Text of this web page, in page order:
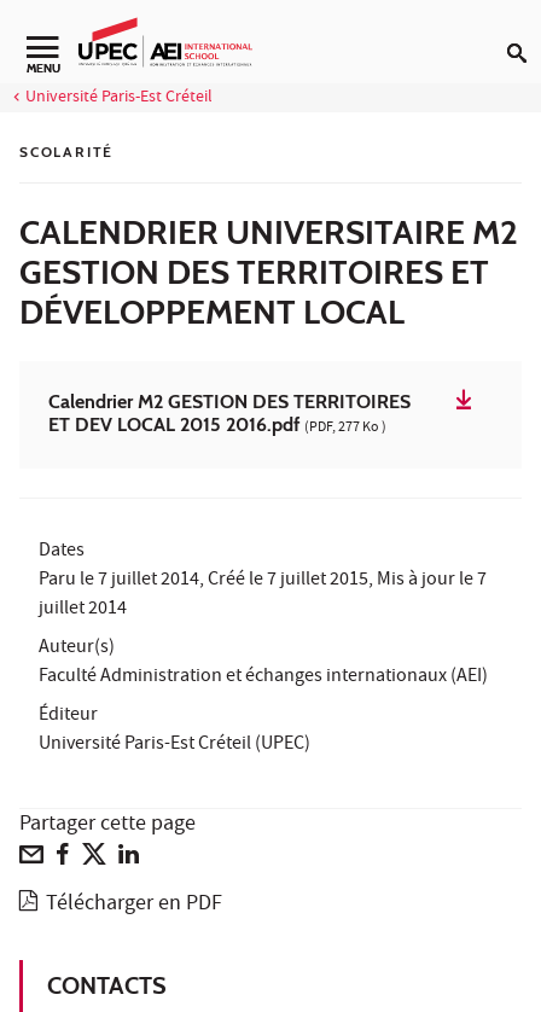
Aller au contenu
Navigation secondaire
MENU
Université Paris-Est Créteil
SCOLARITÉ
CALENDRIER UNIVERSITAIRE M2
GESTION DES TERRITOIRES ET
DÉVELOPPEMENT LOCAL
Calendrier M2 GESTION DES TERRITOIRES
ET DEV LOCAL 2015 2016.pdf (PDF, 277 Ko )
Dates
Paru le7 juillet 2014, Créé le7 juillet 2015, Mis à jour le7
juillet 2014
Auteur(s)
Faculté Administration et échanges internationaux (AEI)
Éditeur
Université Paris-Est Créteil (UPEC)
Partager cette page
Télécharger en PDF
CONTACTS